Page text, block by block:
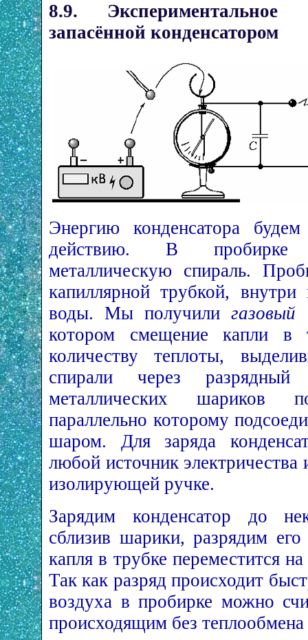
8.9. Экспериментальное
запасённой конденсатором
Энергию конденсатора
действию. В пробирке
металлическую спираль.
капиллярной трубкой, внутри
воды. Мы получили
котором смещение капли в
количеству теплоты,
спирали через
металлических шариков
параллельно которому
шаром. Для заряда
любой источник
изолирующей ручке.
Зарядим конденсатор до
сблизив шарики, разрядим
капля в трубке переместится
Так как разряд происходит
воздуха в пробирке можно
происходящим без